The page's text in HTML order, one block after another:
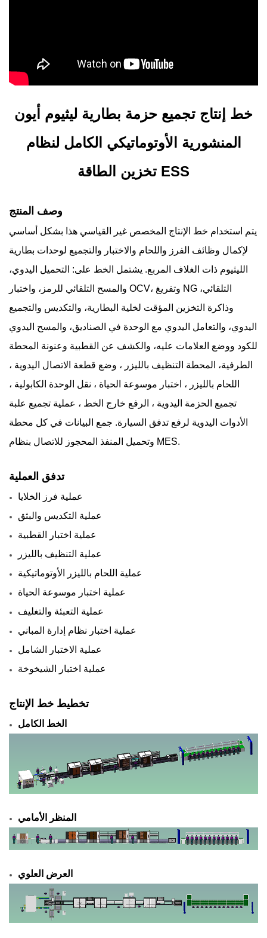
خط إنتاج تجميع حزمة بطارية ليثيوم أيون
المنشورية الأوتوماتيكي الكامل لنظام
تخزين الطاقة ESS
وصف المنتج
يتم استخدام خط الإنتاج المخصص غير القياسي هذا بشكل أساسي
لإكمال وظائف الفرز واللحام والاختبار والتجميع لوحدات بطارية
الليثيوم ذات الغلاف المربع. يشتمل الخط على: التحميل اليدوي،
والمسح التلقائي للرمز، واختبار OCV، وتفريغ NG التلقائي،
وذاكرة التخزين المؤقت لخلية البطارية، والتكديس والتجميع
اليدوي، والتعامل اليدوي مع الوحدة في الصناديق، والمسح اليدوي
للكود ووضع العلامات عليه، والكشف عن القطبية وعنونة المحطة
الطرفية، المحطة التنظيف بالليزر ، وضع قطعة الاتصال اليدوية ،
اللحام بالليزر ، اختبار موسوعة الحياة ، نقل الوحدة الكابولية ،
تجميع الحزمة اليدوية ، الرفع خارج الخط ، عملية تجميع علبة
الأدوات اليدوية لرفع تدفق السيارة. جمع البيانات في كل محطة
وتحميل المنفذ المحجوز للاتصال بنظام MES.
تدفق العملية
عملية فرز الخلايا
عملية التكديس والبثق
عملية اختبار القطبية
عملية التنظيف بالليزر
عملية اللحام بالليزر الأوتوماتيكية
عملية اختبار موسوعة الحياة
عملية التعبئة والتغليف
عملية اختبار نظام إدارة المباني
عملية الاختبار الشامل
عملية اختبار الشيخوخة
تخطيط خط الإنتاج
الخط الكامل
المنظر الأمامي
العرض العلوي